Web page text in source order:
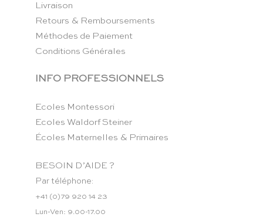
Livraison
Retours & Remboursements
Méthodes de Paiement
Conditions Générales
INFO PROFESSIONNELS
Ecoles Montessori
Ecoles Waldorf Steiner
Écoles Maternelles & Primaires
BESOIN D’AIDE ?
Par téléphone:
+41 (0)79 920 14 23
Lun-Ven: 9.00-17.00